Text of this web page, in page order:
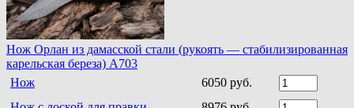
Нож Орлан из дамасской стали (рукоять — стабилизированная
карельская береза) A703
Нож
6050 руб.